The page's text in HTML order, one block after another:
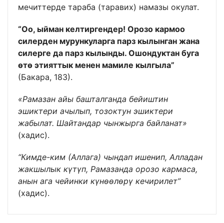
мечиттерде тараба (таравих) намазы окулат.
“Oo, ыйман келтиргендер! Орозо кармоо
силерден мурункуларга парз кылынган жана
силерге да парз кылынды. Ошондуктан буга
өтө этияттык менен мамиле кылгыла”
(Бакара, 183).
«Рамазан айы башталганда бейиштин
эшиктери ачылып, тозоктун эшиктери
жабылат. Шайтандар чынжырга байланат»
(хадис).
“Кимде-ким (Аллага) чындап ишенип, Алладан
жакшылык күтүп, Рамазанда орозо кармаса,
анын ага чейинки күнөөлөрү кечирилет”
(хадис).